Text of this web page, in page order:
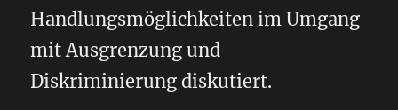
Handlungsmöglichkeiten im Umgang
mit Ausgrenzung und
Diskriminierung diskutiert.